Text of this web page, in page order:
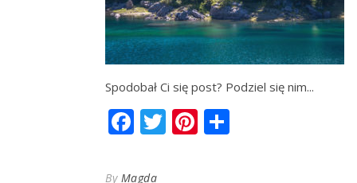
Spodobał Ci się post? Podziel się nim...
Facebook
TwitterPinterest
By Magda